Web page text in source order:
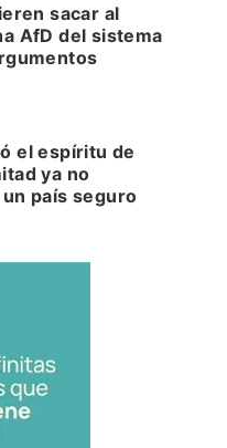
sacar al
AfD del sistema
el espíritu de
ya no
país seguro